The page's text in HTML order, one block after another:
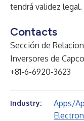
tendrá validez legal.
Contacts
Sección de
Inversores de
+81-6-6920-3623
Industry: Apps/